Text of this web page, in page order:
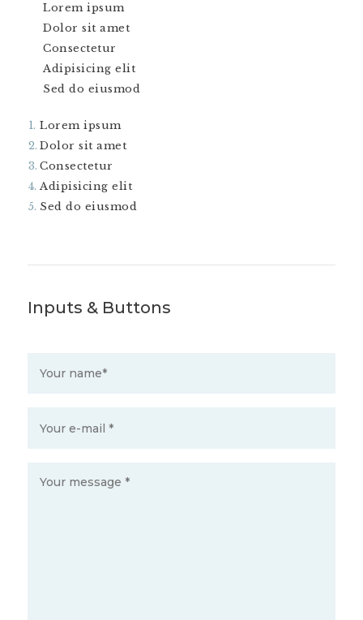
Lorem ipsum
Dolor sit amet
Consectetur
Adipisicing elit
Sed do eiusmod
Lorem ipsum
Dolor sit amet
Consectetur
Adipisicing elit
Sed do eiusmod
Inputs & Buttons